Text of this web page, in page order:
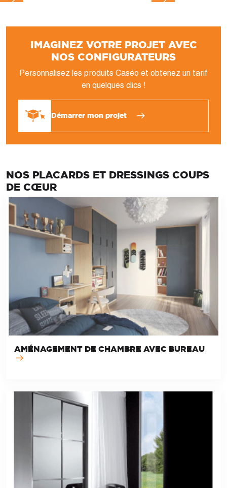
IMAGINEZ VOTRE PROJET AVEC
NOS CONFIGURATEURS
Personnalisez les produits Caséo et obtenez un tarif
en quelques clics !
Démarrer mon projet
NOS PLACARDS ET DRESSINGS COUPS
DE CŒUR
AMÉNAGEMENT DE CHAMBRE AVEC BUREAU